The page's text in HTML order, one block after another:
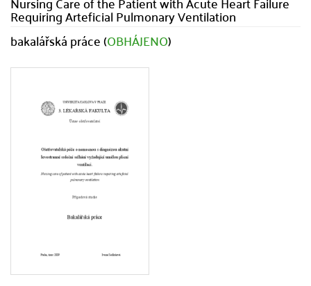
Requiring Arteficial Pulmonary Ventilation
bakalářská práce (OBHÁJENO)